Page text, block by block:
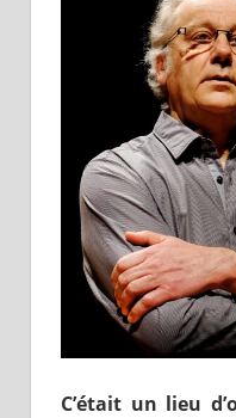
C’était un lieu